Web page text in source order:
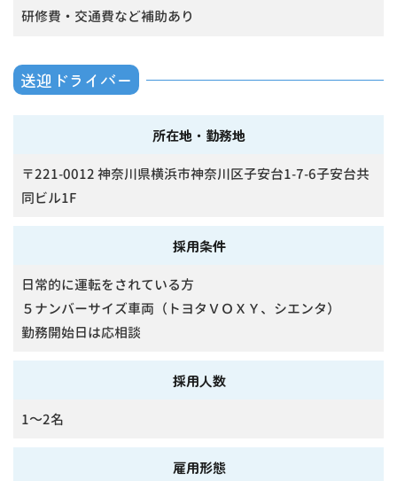
研修費・交通費など補助あり
送迎ドライバー
所在地・勤務地
〒221-0012 神奈川県横浜市神奈川区子安台1-7-6子安台共
同ビル1F
採用条件
日常的に運転をされている方
５ナンバーサイズ車両（トヨタＶＯＸＹ、シエンタ）
勤務開始日は応相談
採用人数
1～2名
雇用形態